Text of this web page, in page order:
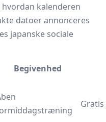
kalenderen
datoer annonceres
japanske sociale
Begivenhed
Gratis